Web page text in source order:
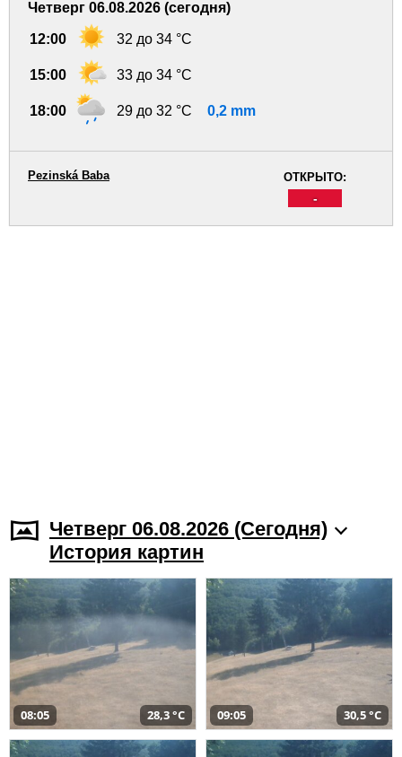
Четверг 06.08.2026 (сегодня)
12:00 32 до 34 °C
15:00 33 до 34 °C
18:00 29 до 32 °C 0,2 mm
ОТКРЫТО:
-
Pezinská Baba
Четверг 06.08.2026 (Cегодня)
История картин
08:05 28,3 °C 09:05 30,5 °C